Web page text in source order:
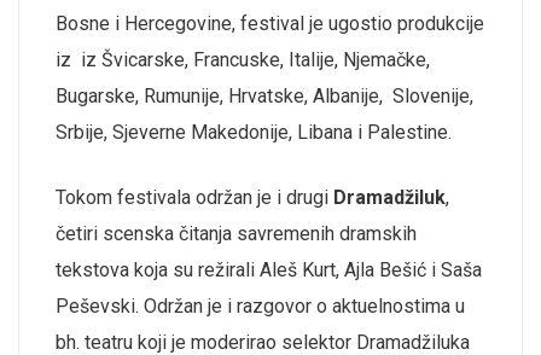
Bosne i Hercegovine, festival je ugostio produkcije
iz iz Švicarske, Francuske, Italije, Njemačke,
Bugarske, Rumunije, Hrvatske, Albanije, Slovenije,
Srbije, Sjeverne Makedonije, Libana i Palestine.
Tokom festivala održan je i drugi Dramadžiluk,
četiri scenska čitanja savremenih dramskih
tekstova koja su režirali Aleš Kurt, Ajla Bešić i Saša
Peševski. Održan je i razgovor o aktuelnostima u
bh. teatru koji je moderirao selektor Dramadžiluka